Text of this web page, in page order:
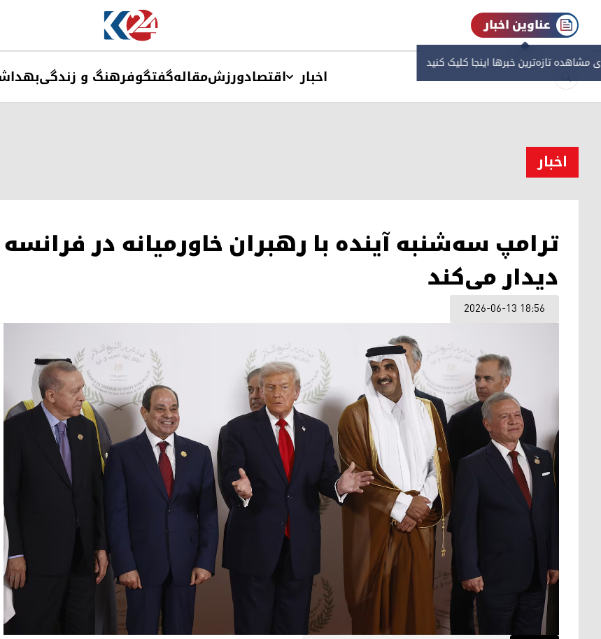
عناوین اخبار
مشاهده‌ تازه‌ترین خبرها اینجا کلیک کنید
اخبار اقتصادورزشمقالهگفتگوفرهنگ و زندگی
اخبار
ترامپ سه‌شنبه آینده با رهبران خاورمیانه در فرانسه
دیدار می‌کند
2026-06-13 18:56